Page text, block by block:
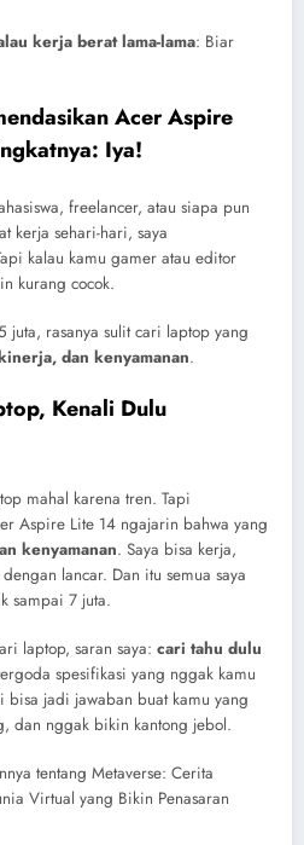
kerja berat lama-lama: Biar
Acer Aspire
Iya!
freelancer, atau siapa pun
kerja sehari-hari, saya
kalau kamu gamer atau editor
kurang cocok.
rasanya sulit cari laptop yang
dan kenyamanan.
Kenali Dulu
mahal karena tren. Tapi
Aspire Lite 14 ngajarin bahwa yang
kenyamanan. Saya bisa kerja,
lancar. Dan itu semua saya
sampai 7 juta.
laptop, saran saya: cari tahu dulu
spesifikasi yang nggak kamu
jadi jawaban buat kamu yang
dan nggak bikin kantong jebol.
tentang Metaverse: Cerita
Virtual yang Bikin Penasaran